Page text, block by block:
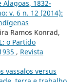
Alagoas, 1832-
v. 6 n. 12 (2014):
Ramos Konrad,
o Partido
, Revista
vassalos versus